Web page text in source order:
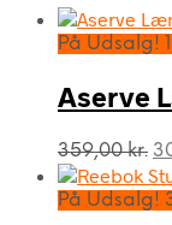
På Udsalg!
Aserve
359,00kr.
På Udsalg!